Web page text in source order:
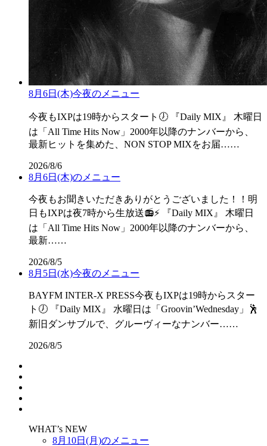
8月6日(木)今夜のメニュー
今夜もIXPは19時からスタート🕖 『Daily MIX』 木曜日
は「All Time Hits Now」2000年以降のナンバーから、
最新ヒットを集めた、NON STOP MIXをお届……
2026/8/6
8月6日(木)のメニュー
今夜もお聞きいただきありがとうございました！！明
日もIXPは夜7時から生放送📻⚡ 『Daily MIX』 木曜日
は「All Time Hits Now」2000年以降のナンバーから、
最新……
2026/8/5
8月5日(水)今夜のメニュー
BAYFM INTER-X PRESS今夜もIXPは19時からスター
ト🕖 『Daily MIX』 水曜日は「Groovin’Wednesday」🕺
新旧ダンサブルで、グルーヴィーなナンバー……
2026/8/5
WHAT’s NEW
8月10日(月)のメニュー